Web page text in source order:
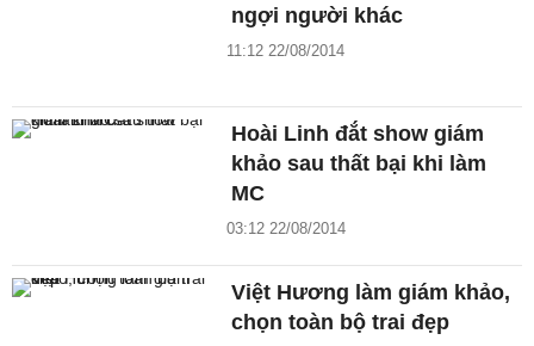
ngợi người khác
11:12 22/08/2014
Hoài Linh đắt show giám
khảo sau thất bại khi làm
MC
03:12 22/08/2014
Việt Hương làm giám khảo,
chọn toàn bộ trai đẹp